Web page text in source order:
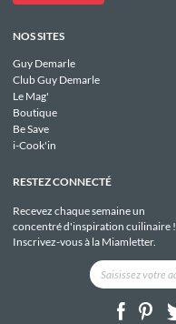
NOS SITES
Guy Demarle
Club Guy Demarle
Le Mag'
Boutique
Be Save
i-Cook'in
RESTEZ CONNECTÉ
Recevez chaque semaine un
concentré d'inspiration cuilinaire !
Inscrivez-vous à la Miamletter.